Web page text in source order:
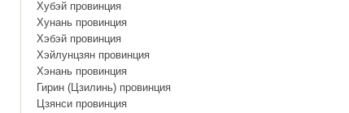
Хубэй провинция
Хунань провинция
Хэбэй провинция
Хэйлунцзян провинция
Хэнань провинция
Гирин (Цзилинь) провинция
Цзянси провинция